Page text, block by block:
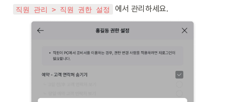
직원 관리 > 직원 권한 설정 에서 관리하세요.